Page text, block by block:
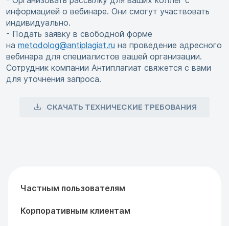
информацией о вебинаре. Они смогут участвовать
индивидуально.
- Подать заявку в свободной форме
на metodolog@antiplagiat.ru на проведение адресного
вебинара для специалистов вашей организации.
Сотрудник компании Антиплагиат свяжется с вами
для уточнения запроса.
СКАЧАТЬ ТЕХНИЧЕСКИЕ ТРЕБОВАНИЯ
Частным пользователям
Корпоративным клиентам